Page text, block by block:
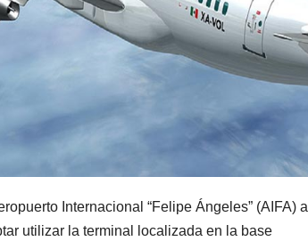
Internacional “Felipe Ángeles” (AIFA) a
utilizar la terminal localizada en la base